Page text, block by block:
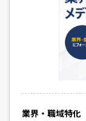
業界・職域特化